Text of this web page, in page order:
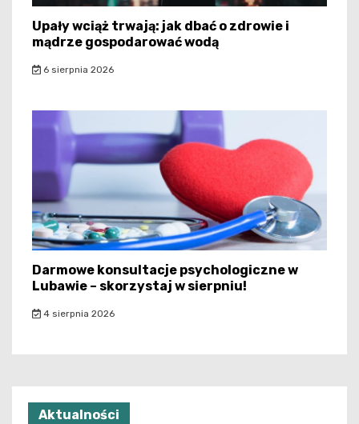
Upały wciąż trwają: jak dbać o zdrowie i
mądrze gospodarować wodą
6 sierpnia 2026
Darmowe konsultacje psychologiczne w
Lubawie – skorzystaj w sierpniu!
4 sierpnia 2026
Aktualności